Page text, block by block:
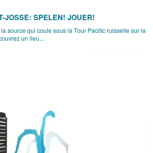
JOSSE: SPELEN! JOUER!
source qui coule sous la Tour Pacific ruisselle sur la
un lieu...